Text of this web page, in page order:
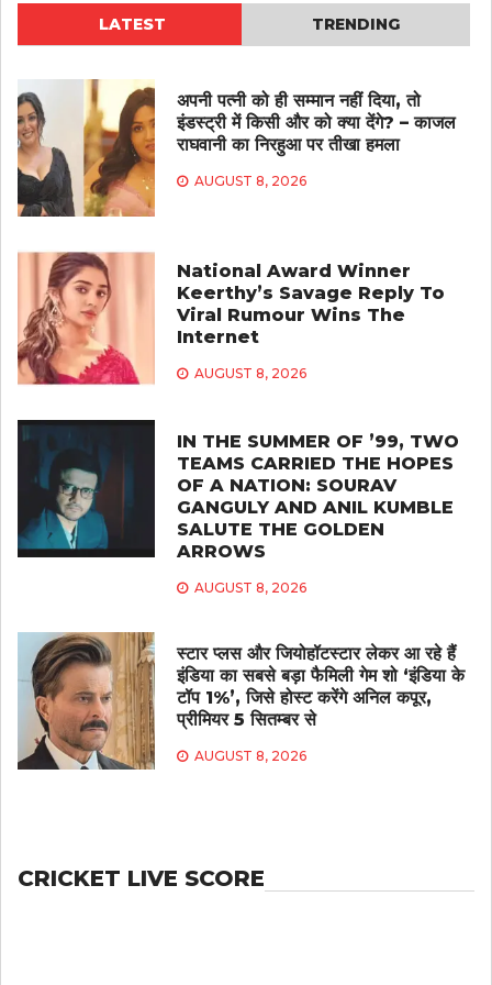
LATEST TRENDING
अपनी पत्नी को ही सम्मान नहीं दिया, तो
इंडस्ट्री में किसी और को क्या देंगे? – काजल
राघवानी का निरहुआ पर तीखा हमला
AUGUST 8, 2026
National Award Winner
Keerthy’s Savage Reply To
Viral Rumour Wins The
Internet
AUGUST 8, 2026
IN THE SUMMER OF ’99, TWO
TEAMS CARRIED THE HOPES
OF A NATION: SOURAV
GANGULY AND ANIL KUMBLE
SALUTE THE GOLDEN
ARROWS
AUGUST 8, 2026
स्टार प्लस और जियोहॉटस्टार लेकर आ रहे हैं
इंडिया का सबसे बड़ा फैमिली गेम शो ‘इंडिया के
टॉप 1%’, जिसे होस्ट करेंगे अनिल कपूर,
प्रीमियर 5 सितम्बर से
AUGUST 8, 2026
CRICKET LIVE SCORE